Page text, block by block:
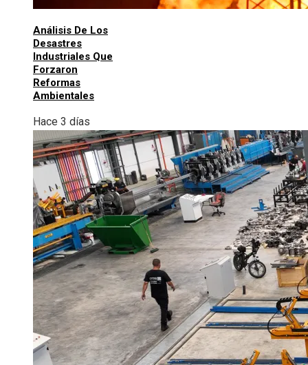
Análisis De Los
Desastres
Industriales Que
Forzaron
Reformas
Ambientales
Hace 3 días